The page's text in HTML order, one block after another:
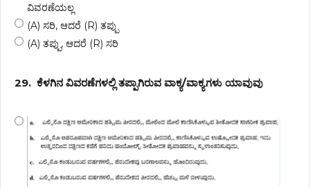
ವಿವರಣೆಯಲ್ಲ
(A) ಸರಿ, ಆದರೆ (R) ತಪ್ಪು
(A) ತಪ್ಪು, ಆದರೆ (R) ಸರಿ
29. ಕೆಳಗಿನ ವಿವರಣೆಗಳಲ್ಲಿ ತಪ್ಪಾಗಿರುವ ವಾಕ್ಯ/ವಾಕ್ಯಗಳು ಯಾವುವು